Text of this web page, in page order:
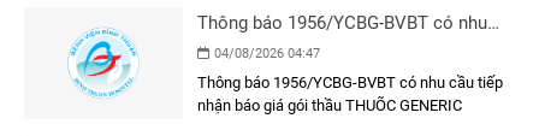
Thông báo 1956/YCBG-BVBT có nhu
cầu tiếp nhận báo giá gói thầu THUÕC
GENERIC
04/08/2026 04:47
Thông báo 1956/YCBG-BVBT có nhu cầu tiếp
nhận báo giá gói thầu THUÕC GENERIC